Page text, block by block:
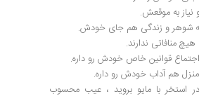
و نیاز به موقعش.
شوهر و زندگی هم جای خودش.
هیچ منافاتی ندارند.
قوانین خاص خودش رو داره.
هم آداب خودش رو داره.
استخر با مایو بروید ، عیب محسوب